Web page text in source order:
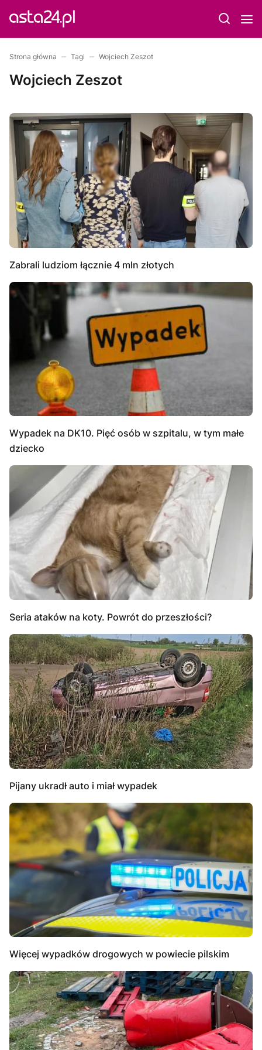
Strona główna Tagi Wojciech Zeszot
Wojciech Zeszot
Zabrali ludziom łącznie 4 mln złotych
Wypadek na DK10. Pięć osób w szpitalu, w tym małe
dziecko
Seria ataków na koty. Powrót do przeszłości?
Pijany ukradł auto i miał wypadek
Więcej wypadków drogowych w powiecie pilskim